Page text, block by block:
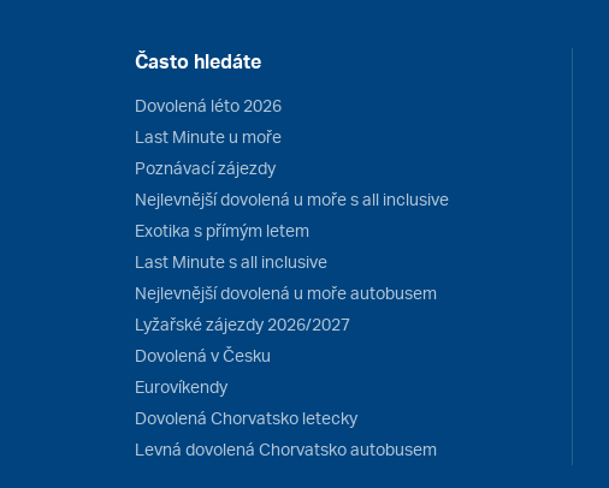
Často hledáte
Dovolená léto 2026
Last Minute u moře
Poznávací zájezdy
Nejlevnější dovolená u moře s all inclusive
Exotika s přímým letem
Last Minute s all inclusive
Nejlevnější dovolená u moře autobusem
Lyžařské zájezdy 2026/2027
Dovolená v Česku
Eurovíkendy
Dovolená Chorvatsko letecky
Levná dovolená Chorvatsko autobusem